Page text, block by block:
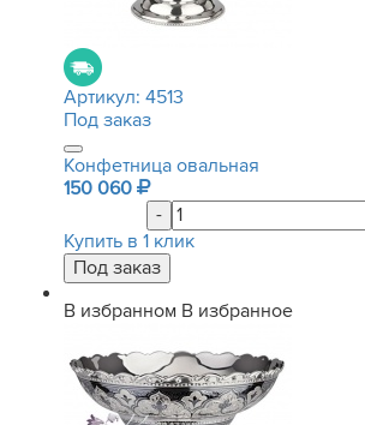
Артикул: 4513
Под заказ
Конфетница овальная
150 060
-
Купить в 1 клик
В избранном В избранное